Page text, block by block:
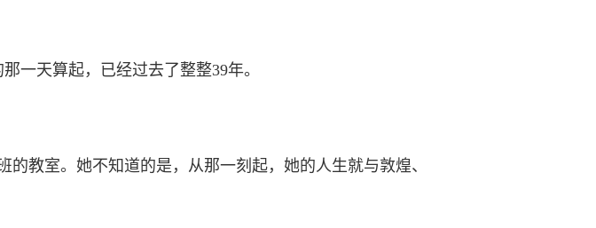
天算起，已经过去了整整39年。
教室。她不知道的是，从那一刻起，她的人生就与敦煌、